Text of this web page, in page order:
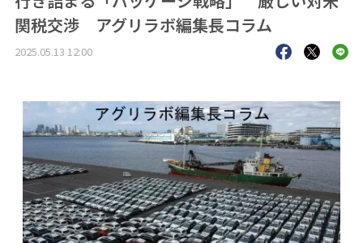
おすすめコンテンツ
出版物
関税交渉 アグリラボ編集長コラム
2025.05.13 12:00